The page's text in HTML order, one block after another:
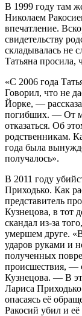
В 1999 году там
Николаем
впечатление.
свидетельству
складывалась не
Татьяна просила,
«С 2006 года
Говорил, что не
Йорке, —
погибших. — От
отказаться. Об
родственникам.
года была
получалось».
В 2011 году
Приходько. Как
представитель
Кузнецова, в тот
скандал из-за
умершем друге.
ударов руками и
полученных
происшествия, —
Кузнецова. — В
Лариса
опасаясь её
Ракосий убил и её